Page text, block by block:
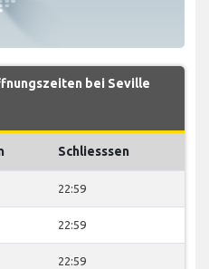
bei Seville
Schliesssen
22:59
22:59
22:59